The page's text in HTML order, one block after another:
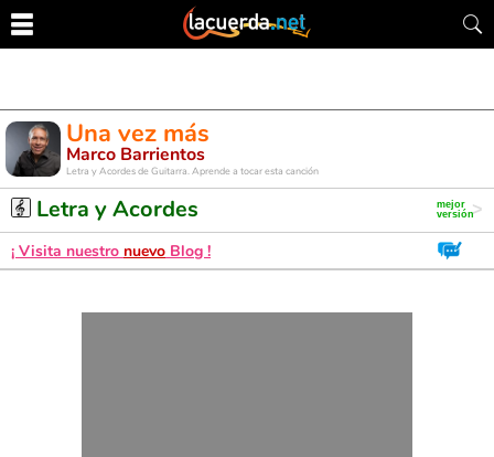
Una vez más
Marco Barrientos
Letra y Acordes de Guitarra. Aprende a tocar esta canción
Letra y Acordes
¡ Visita nuestro nuevo Blog !